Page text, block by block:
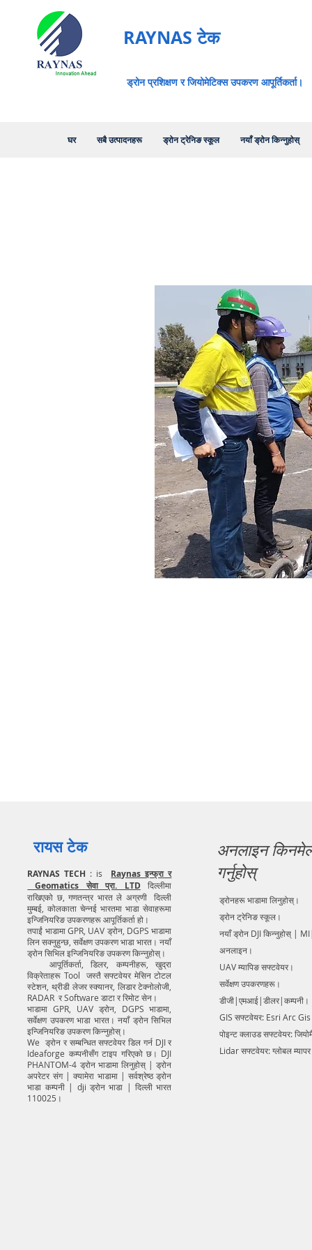
घर सबै उत्पादनहरू ड्रोन ट्रेनिङ स्कूल नयाँ ड्रोन किन्नुहोस्
RAYNAS टेक
ड्रोन प्रशिक्षण र जियोमेटिक्स उपकरण आपूर्तिकर्ता।
रायस टेक
RAYNAS TECH : is Raynas इन्फ्रा र
Geomatics सेवा प्रा. LTDदिल्लीमा
राखिएको छ, गणतन्त्र भारत ले अग्रणी दिल्ली
मुम्बई, कोलकाता चेन्नई भारतमा भाडा सेवाहरूमा
इन्जिनियरिङ उपकरणहरू आपूर्तिकर्ता हो।
तपाईं भाडामा GPR, UAV ड्रोन, DGPS भाडामा
लिन सक्नुहुन्छ, सर्वेक्षण उपकरण भाडा भारत। नयाँ
ड्रोन सिभिल इन्जिनियरिङ उपकरण किन्नुहोस्।
आपूर्तिकर्ता, डिलर, कम्पनीहरू, खुद्रा
विक्रेताहरू Tool जस्तै सफ्टवेयर मेसिन टोटल
स्टेशन, थ्रीडी लेजर स्क्यानर, लिडार टेक्नोलोजी,
RADAR र Software डाटा र रिमोट सेन।
भाडामा GPR, UAV ड्रोन, DGPS भाडामा,
सर्वेक्षण उपकरण भाडा भारत। नयाँ ड्रोन सिभिल
इन्जिनियरिङ उपकरण किन्नुहोस्।
We ड्रोन र सम्बन्धित सफ्टवेयर डिल गर्न DJI र
Ideaforge कम्पनीसँग टाइप गरिएको छ। DJI
PHANTOM-4 ड्रोन भाडामा लिनुहोस् | ड्रोन
अपरेटर संग | क्यामेरा भाडामा | सर्वश्रेष्ठ ड्रोन
भाडा कम्पनी | dji ड्रोन भाडा | दिल्ली भारत
110025।
अनलाइन
गर्नुहोस्
ड्रोनहरू भाडामा लिनुहोस्।
ड्रोन ट्रेनिङ स्कूल।
नयाँ ड्रोन DJI किन्नुहोस् | MI|
अनलाइन।
UAV म्यापिङ सफ्टवेयर।
सर्वेक्षण उपकरणहरू।
डीजी|एमआई|डीलर|कम्पनी।
GIS सफ्टवेयर: Esri Arc
पोइन्ट क्लाउड सफ्टवेयर:
Lidar सफ्टवेयर: ग्लोबल